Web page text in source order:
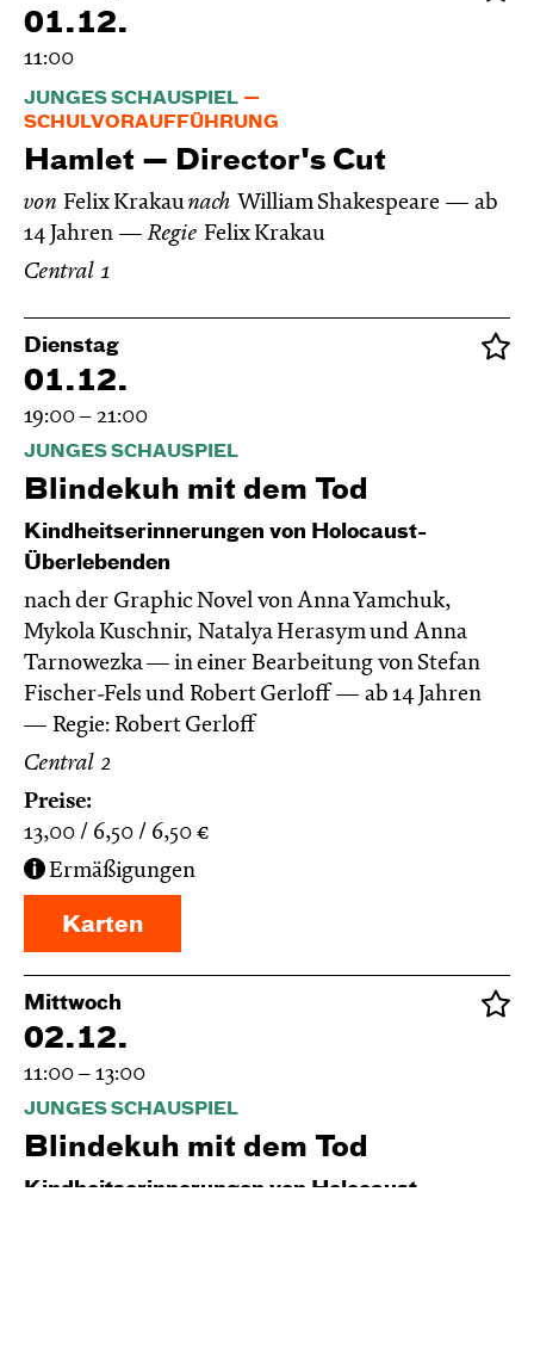
01.12.
11:00
JUNGES SCHAUSPIEL
SCHULVORAUFFÜHRUNG
Hamlet — Director's Cut
von Felix Krakaunach William Shakespeare
ab
14 Jahren
Regie Felix Krakau
Central 1
Dienstag
01.12.
19:00 – 21:00
JUNGES SCHAUSPIEL
Blinde­kuh mit dem Tod
Kindheitserinnerungen von Holocaust-
Überlebenden
nach der Graphic Novel von Anna Yamchuk,
Mykola Kuschnir, Natalya Herasym und Anna
Tarnowezka — in einer Bearbeitung von Stefan
Fischer-Fels und Robert Gerloff
ab 14 Jahren
Regie: Robert Gerloff
Central 2
Preise:
13,00
6,50 6,50 €
Ermäßigungen
Karten
Mittwoch
02.12.
11:00 – 13:00
JUNGES SCHAUSPIEL
Blinde­kuh mit dem Tod
Kindheitserinnerungen von Holocaust-